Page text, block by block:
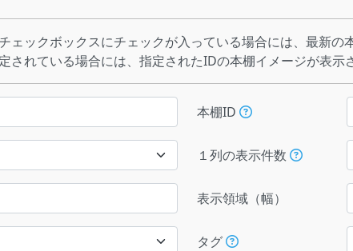
ェックボックスにチェックが入っている場合には、最新
されている場合には、指定されたIDの本棚イメージが表示
本棚ID
１列の表示件数
表示領域（幅）
タグ